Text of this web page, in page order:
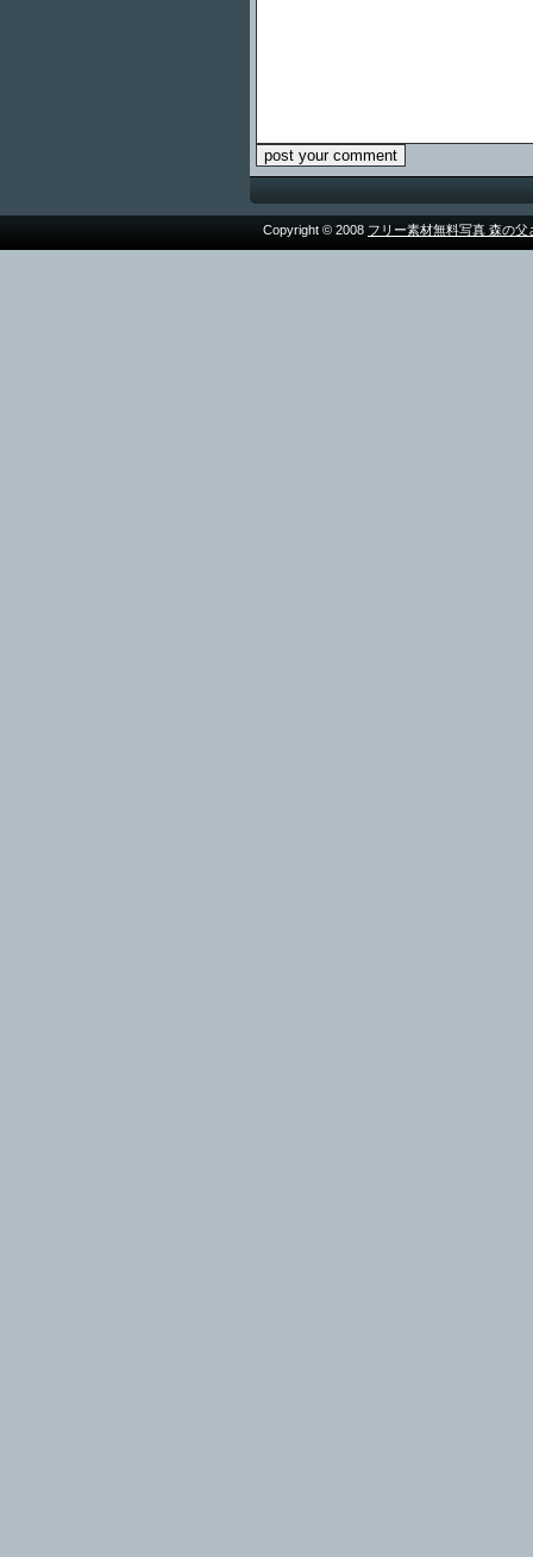
Copyright © 2008 フリー素材無料写真 森の父